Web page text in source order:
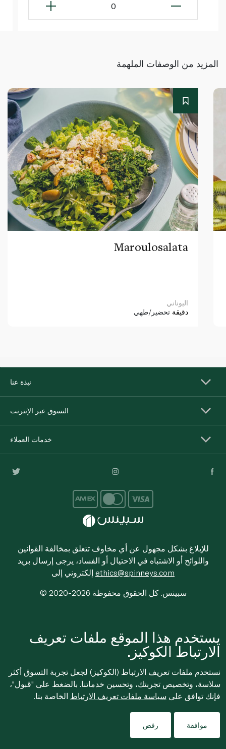
0
المزيد من الوصفات الملهمة
Maroulosalata
اليوناني
دقيقة تحضير/طهي
نبذة عنا
التسوق عبر الإنترنت
خدمات العملاء
للإبلاغ بشكل مجهول عن أي مخاوف تتعلق بمخالفة القوانين
واللوائح أو الاشتباه في الاحتيال أو الفساد، يرجى إرسال بريد
ethics@spinneys.com
© 2020-2026 سبينس. كل الحقوق محفوظة
يستخدم هذا الموقع ملفات تعريف
الارتباط الكوكيز.
نستخدم ملفات تعريف الارتباط (الكوكيز) لجعل تجربة التسوق أكثر
سلاسة، وتخصيص تجربتك، وتحسين خدماتنا. بالضغط على "قبول"،
فإنك توافق على سياسة ملفات تعريف الارتباط الخاصة بنا.
موافقة رفض